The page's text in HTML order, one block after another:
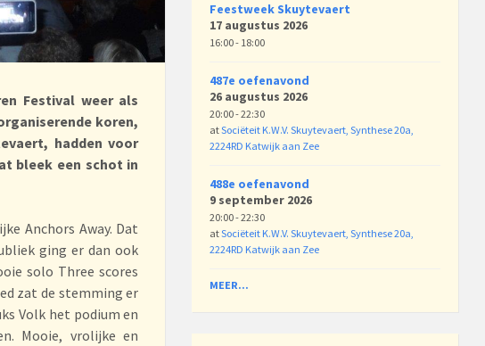
Festival weer als
koren,
hadden voor
bleek een schot in
Anchors Away. Dat
ging er dan ook
solo Three scores
zat de stemming er
Volk het podium en
Mooie, vrolijke en
Feestweek Skuytevaert
17 augustus 2026
16:00 - 18:00
487e oefenavond
26 augustus 2026
20:00 - 22:30
atSociëteit K.W.V. Skuytevaert, Synthese 20a,
2224RD Katwijk aan Zee
488e oefenavond
9 september 2026
20:00 - 22:30
atSociëteit K.W.V. Skuytevaert, Synthese 20a,
2224RD Katwijk aan Zee
MEER...